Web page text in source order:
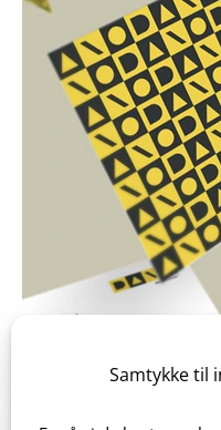
Samtykke til